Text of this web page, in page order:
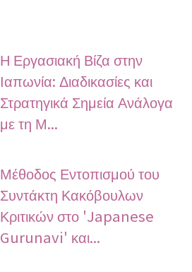
Η Εργασιακή Βίζα στην
Ιαπωνία: Διαδικασίες και
Στρατηγικά Σημεία Ανάλογα
με τη Μ...
Μέθοδος Εντοπισμού του
Συντάκτη Κακόβουλων
Κριτικών στο 'Japanese
Gurunavi' και...